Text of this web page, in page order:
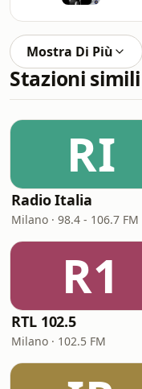
Mostra Di Più
Stazioni simili
RI
Radio Italia
Milano · 98.4 - 106.7 FM
R1
RTL 102.5
Milano · 102.5 FM